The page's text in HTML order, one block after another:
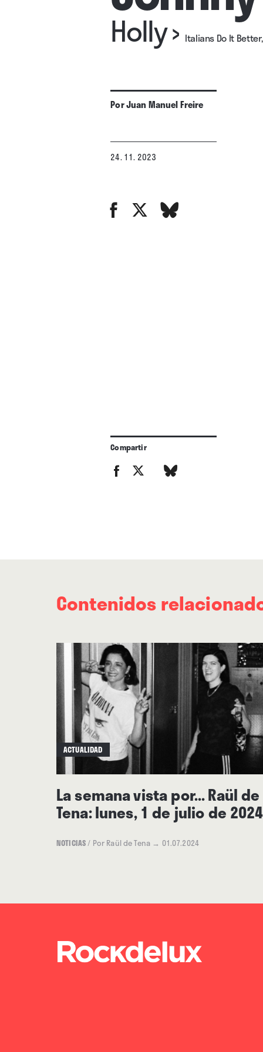
Holly› Italians Do It
PorJuan Manuel Freire
24. 11. 2023
Compartir
Contenidos
ACTUALIDAD
La semana vista por... Raül de
Tena: lunes, 1 de julio de 2024
NOTICIAS/ Por Raül de Tena → 01.07.2024